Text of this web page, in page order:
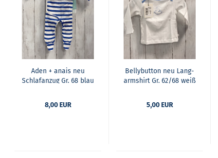
Aden + anais neu
Schlaf­an­zug Gr. 68 blau
8,00 EUR
Bel­ly­but­ton neu Lang­
arm­shirt Gr. 62/68 weiß
5,00 EUR